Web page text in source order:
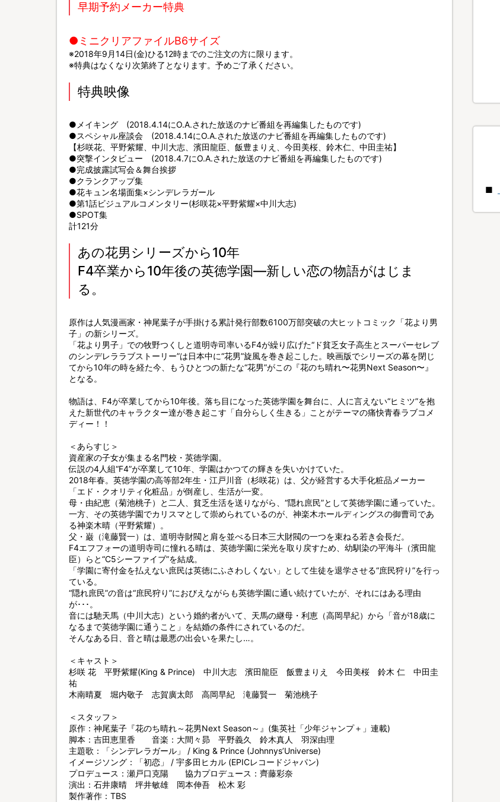
早期予約メーカー特典
●ミニクリアファイルB6サイズ
※2018年9月14日(金)ひる12時までのご注文の方に限ります。
※特典はなくなり次第終了となります。予めご了承ください。
特典映像
●メイキング (2018.4.14にO.A.された放送のナビ番組を再編集したものです)
●スペシャル座談会 (2018.4.14にO.A.された放送のナビ番組を再編集したものです)
【杉咲花、平野紫耀、中川大志、濱田龍臣、飯豊まりえ、今田美桜、鈴木仁、中田圭祐】
●突撃インタビュー (2018.4.7にO.A.された放送のナビ番組を再編集したものです)
●完成披露試写会＆舞台挨拶
●クランクアップ集
●花キュン名場面集×シンデレラガール
●第1話ビジュアルコメンタリー(杉咲花×平野紫耀×中川大志)
●SPOT集
計121分
あの花男シリーズから10年
F4卒業から10年後の英徳学園―新しい恋の物語がはじま
る。
原作は人気漫画家・神尾葉子が手掛ける累計発行部数6100万部突破の大ヒットコミック「花より男
子」の新シリーズ。
「花より男子」での牧野つくしと道明寺司率いるF4が繰り広げた“ド貧乏女子高生とスーパーセレブ
のシンデレララブストーリー”は日本中に“花男”旋風を巻き起こした。映画版でシリーズの幕を閉じ
てから10年の時を経た今、もうひとつの新たな“花男”がこの『花のち晴れ〜花男Next Season〜』
となる。
物語は、F4が卒業してから10年後。落ち目になった英徳学園を舞台に、人に言えない“ヒミツ”を抱
えた新世代のキャラクター達が巻き起こす「自分らしく生きる」ことがテーマの痛快青春ラブコメ
ディー！！
＜あらすじ＞
資産家の子女が集まる名門校・英徳学園。
伝説の4人組“F4”が卒業して10年、学園はかつての輝きを失いかけていた。
2018年春。英徳学園の高等部2年生・江戸川音（杉咲花）は、父が経営する大手化粧品メーカー
「エド・クオリティ化粧品」が倒産し、生活が一変。
母・由紀恵（菊池桃子）と二人、貧乏生活を送りながら、“隠れ庶民”として英徳学園に通っていた。
一方、その英徳学園でカリスマとして崇められているのが、神楽木ホールディングスの御曹司であ
る神楽木晴（平野紫耀）。
父・巌（滝藤賢一）は、道明寺財閥と肩を並べる日本三大財閥の一つを束ねる若き会長だ。
F4エフフォーの道明寺司に憧れる晴は、英徳学園に栄光を取り戻すため、幼馴染の平海斗（濱田龍
臣）らと“C5シーファイブ”を結成。
「学園に寄付金を払えない庶民は英徳にふさわしくない」として生徒を退学させる“庶民狩り”を行っ
ている。
“隠れ庶民”の音は“庶民狩り”におびえながらも英徳学園に通い続けていたが、それにはある理由
が･･･。
音には馳天馬（中川大志）という婚約者がいて、天馬の継母・利恵（高岡早紀）から「音が18歳に
なるまで英徳学園に通うこと」を結婚の条件にされているのだ。
そんなある日、音と晴は最悪の出会いを果たし…。
＜キャスト＞
杉咲 花 平野紫耀(King & Prince) 中川大志 濱田龍臣 飯豊まりえ 今田美桜 鈴木 仁 中田圭
祐
木南晴夏 堀内敬子 志賀廣太郎 高岡早紀 滝藤賢一 菊池桃子
＜スタッフ＞
原作：神尾葉子『花のち晴れ～花男Next Season～』(集英社「少年ジャンプ＋」連載)
脚本：吉田恵里香 音楽：大間々昴 平野義久 鈴木真人 羽深由理
主題歌：「シンデレラガール」 / King & Prince (Johnnys’Universe)
イメージソング：「初恋」 / 宇多田ヒカル (EPICレコードジャパン)
プロデュース：瀬戸口克陽 協力プロデュース：齊藤彩奈
演出：石井康晴 坪井敏雄 岡本伸吾 松木 彩
製作著作：TBS